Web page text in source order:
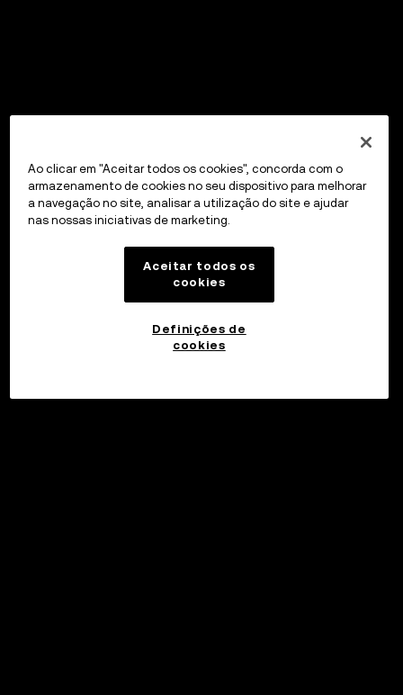
Ao clicar em "Aceitar todos os cookies", concorda com o
armazenamento de cookies no seu dispositivo para melhorar
a navegação no site, analisar a utilização do site e ajudar
nas nossas iniciativas de marketing.
Aceitar todos os
cookies
Definições de
cookies